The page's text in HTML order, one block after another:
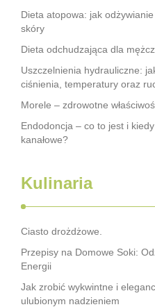
Dieta atopowa: jak
skóry
Dieta odchudzająca dla
Uszczelnienia hydrauliczne:
ciśnienia, temperatury oraz
Morele – zdrowotne
Endodoncja – co to jest i
kanałowe?
Kulinaria
Ciasto drożdżowe.
Przepisy na Domowe Soki:
Energii
Jak zrobić wykwintne i
ulubionym nadzieniem